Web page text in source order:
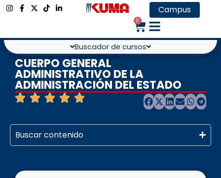
Campus
0
Buscador de cursos
CUERPO GENERAL
ADMINISTRATIVO DE LA
ADMINISTRACIÓN DEL ESTADO
Buscar contenido